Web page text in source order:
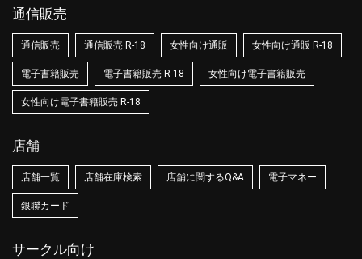
通信販売
通信販売 通信販売 R-18 女性向け通販 女性向け通販 R-18
電子書籍販売 電子書籍販売 R-18 女性向け電子書籍販売
女性向け電子書籍販売 R-18
店舗
店舗一覧 店舗在庫検索 店舗に関するQ&A 電子マネー
銀聯カード
サークル向け